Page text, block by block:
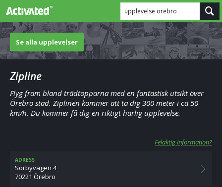
upplevelse örebro
Se alla upplevelser
Zipline
Flyg fram bland trädtopparna med en fantastisk utsikt över
Örebro stad. Ziplinen kommer att ta dig 300 meter i ca 50
km/h. Du kommer få dig en riktigt härlig upplevelse.
Felaktig information?
ADRESS
Sörbyvägen 4
70221 Örebro